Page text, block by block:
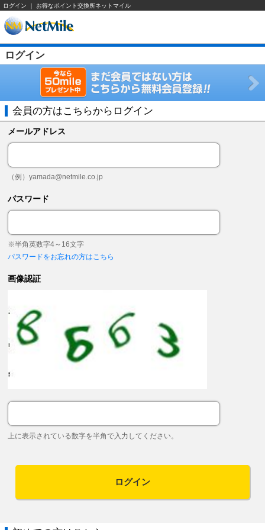
ログイン ｜ お得なポイント交換所ネットマイル
ログイン
会員の方はこちらからログイン
メールアドレス
（例）yamada@netmile.co.jp
パスワード
※半角英数字4～16文字
パスワードをお忘れの方はこちら
画像認証
上に表示されている数字を半角で入力してください。